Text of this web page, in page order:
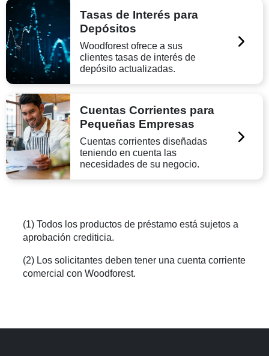
Tasas de Interés para
Depósitos
Woodforest ofrece a sus
clientes tasas de interés de
depósito actualizadas.
Cuentas Corrientes para
Pequeñas Empresas
Cuentas corrientes diseñadas
teniendo en cuenta las
necesidades de su negocio.
(1) Todos los productos de préstamo está sujetos a
aprobación crediticia.
(2) Los solicitantes deben tener una cuenta corriente
comercial con Woodforest.